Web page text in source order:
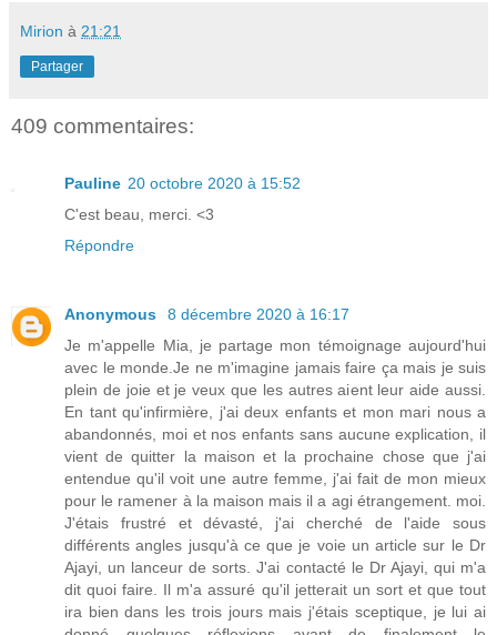
Mirion à 21:21
Partager
409 commentaires:
Pauline 20 octobre 2020 à 15:52
C'est beau, merci. <3
Répondre
Anonymous
8 décembre 2020 à 16:17
Je m'appelle Mia, je partage mon témoignage aujourd'hui
avec le monde.Je ne m'imagine jamais faire ça mais je suis
plein de joie et je veux que les autres aient leur aide aussi.
En tant qu'infirmière, j'ai deux enfants et mon mari nous a
abandonnés, moi et nos enfants sans aucune explication, il
vient de quitter la maison et la prochaine chose que j'ai
entendue qu'il voit une autre femme, j'ai fait de mon mieux
pour le ramener à la maison mais il a agi étrangement. moi.
J'étais frustré et dévasté, j'ai cherché de l'aide sous
différents angles jusqu'à ce que je voie un article sur le Dr
Ajayi, un lanceur de sorts. J'ai contacté le Dr Ajayi, qui m'a
dit quoi faire. Il m'a assuré qu'il jetterait un sort et que tout
ira bien dans les trois jours mais j'étais sceptique, je lui ai